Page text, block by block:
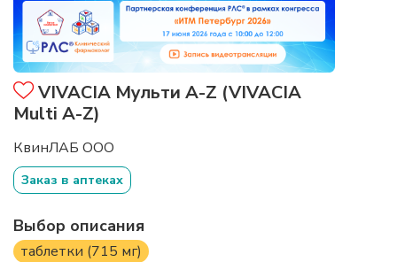
VIVACIA Мульти A-Z (VIVACIA
Multi A-Z)
КвинЛАБ ООО
Заказ в аптеках
Выбор описания
таблетки (715 мг)